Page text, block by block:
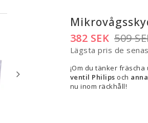
509
382 SEK
Lägsta pris de
¡Om du tänker
ventil Philips och
nu inom räckhåll!